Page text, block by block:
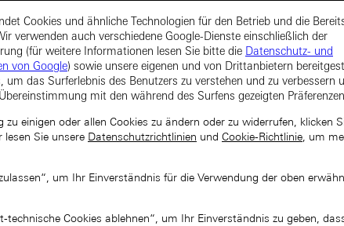
Cookies und ähnliche Technologien für den Betrieb und die
verwenden auch verschiedene Google-Dienste einschließlich der
(für weitere Informationen lesen Sie bitte die Datenschutz- und
von Google) sowie unsere eigenen und von Drittanbietern
um das Surferlebnis des Benutzers zu verstehen und zu verbessern
mit den während des Surfens gezeigten
einigen oder allen Cookies zu ändern oder zu widerrufen, klicken
lesen Sie unsere Datenschutzrichtlinien und Cookie-Richtlinie, um
um Ihr Einverständnis für die Verwendung der oben
technische Cookies ablehnen“, um Ihr Einverständnis zu geben,